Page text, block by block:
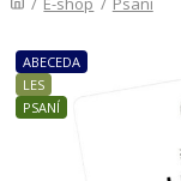
ABECEDA
LES
PSANÍ